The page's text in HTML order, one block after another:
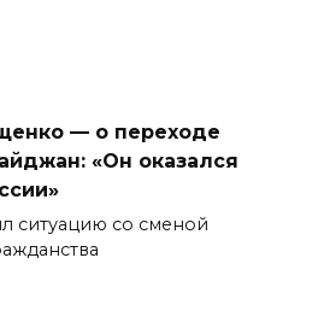
— о переходе
«Он оказался
ситуацию со сменой